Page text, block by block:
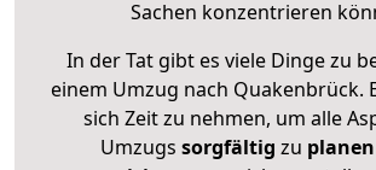
Sachen konzentrieren
In der Tat gibt es viele Dinge zu
einem Umzug nach Quakenbrück.
sich Zeit zu nehmen, um alle
Umzugs sorgfältig zu planen